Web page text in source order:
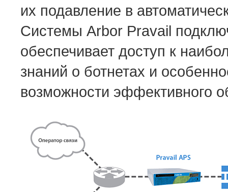
их подавление в
Системы Arbor Pravail
обеспечивает доступ к
знаний о ботнетах и
возможности эффективного